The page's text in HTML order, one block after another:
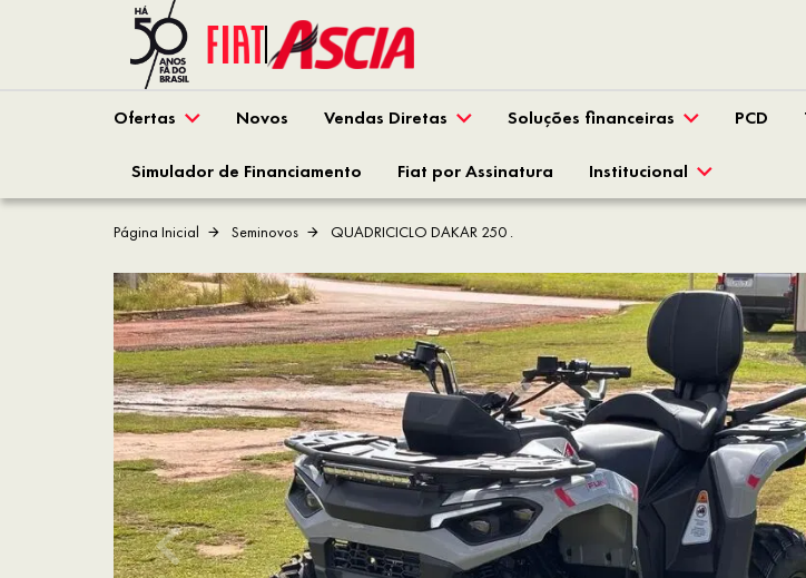
Ofertas Novos Vendas Diretas Soluções financeiras PCD
Simulador de Financiamento Fiat por Assinatura Institucional
Página Inicial Seminovos QUADRICICLO DAKAR 250 .